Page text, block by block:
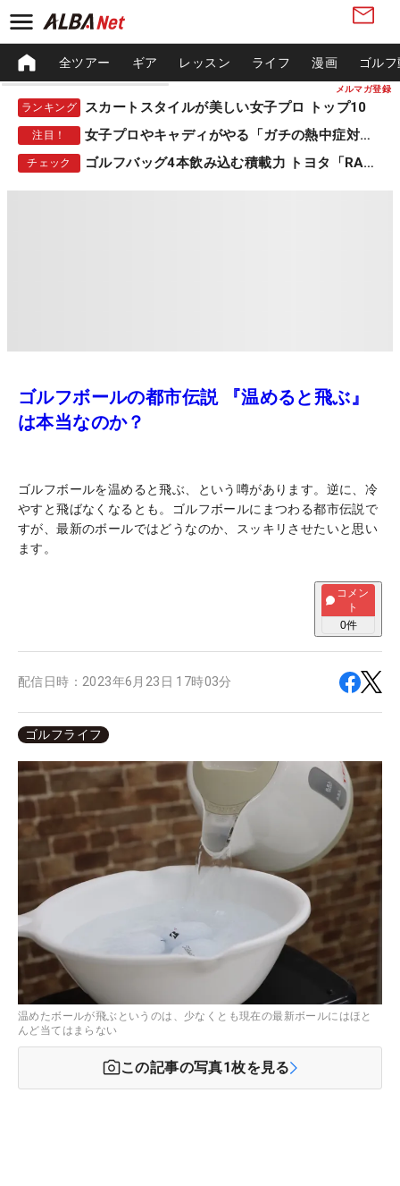
メルマガ登録
全ツアー ギア レッスン ライフ 漫画 ゴル
ランキング スカートスタイルが美しい女子プロ トップ10
注目！ 女子プロやキャディがやる「ガチの熱中症対策」
チェック ゴルフバッグ4本飲み込む積載力 トヨタ「RAV4」
ゴルフボールの都市伝説 『温めると飛ぶ』
は本当なのか？
ゴルフボールを温めると飛ぶ、という噂があります。逆に、冷
やすと飛ばなくなるとも。ゴルフボールにまつわる都市伝説で
すが、最新のボールではどうなのか、スッキリさせたいと思い
ます。
コメン
ト
0件
配信日時： 2023年6月23日 17時03分
ゴルフライフ
温めたボールが飛ぶというのは、少なくとも現在の最新ボールにはほと
んど当てはまらない
この記事の写真1枚を見る